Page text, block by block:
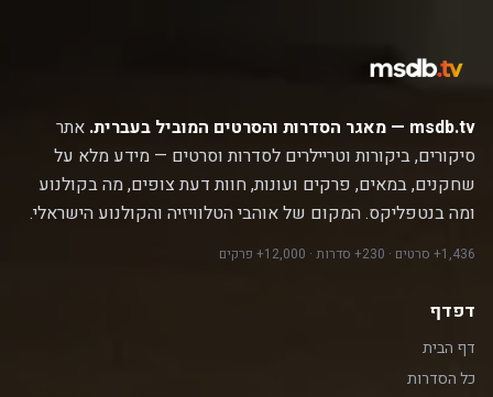
msdb.tv — מאגר הסדרות והסרטים המוביל בעברית.
אתר
סיקורים, ביקורות וטריילרים לסדרות וסרטים — מידע מלא על
שחקנים, במאים, פרקים ועונות, חוות דעת צופים, מה בקולנוע
ומה בנטפליקס. המקום של אוהבי הטלוויזיה והקולנוע הישראלי.
1,436+ סרטים · 230+ סדרות · 12,000+ פרקים
דפדף
דף הבית
כל הסדרות